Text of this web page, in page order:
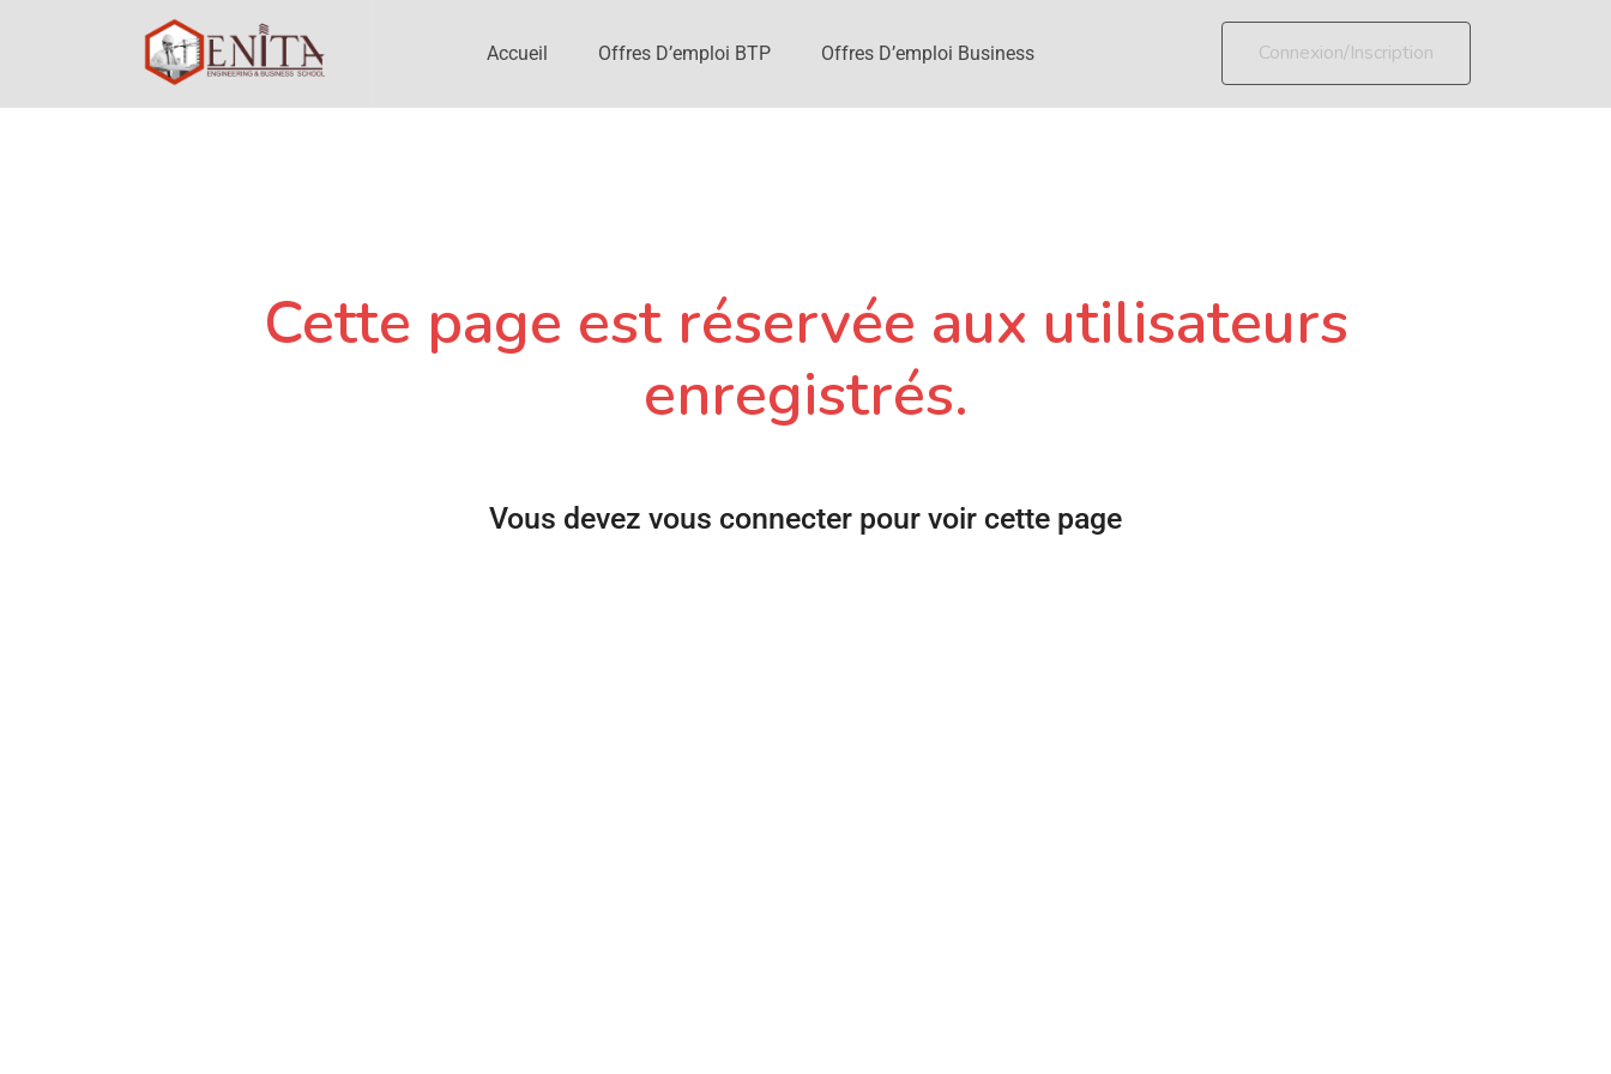
Accueil Offres D’emploi BTP Offres D’emploi Business Connexion/Inscription
Cette page est réservée aux utilisateurs
enregistrés.
Vous devez vous connecter pour voir cette page